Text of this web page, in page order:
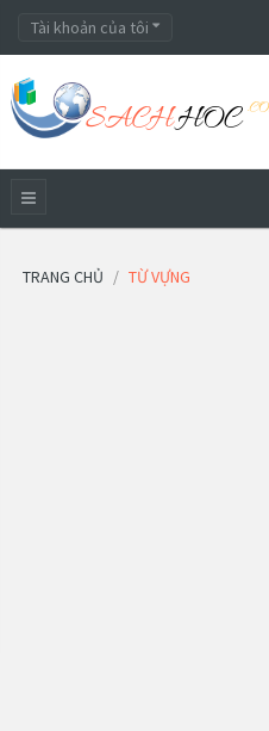
Tài khoản của tôi
TRANG CHỦ TỪ VỰNG